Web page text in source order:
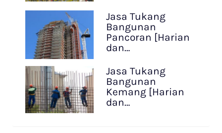
Jasa Tukang
Bangunan
Pancoran [Harian
dan…
Jasa Tukang
Bangunan
Kemang [Harian
dan…